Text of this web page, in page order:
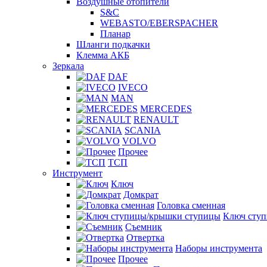
S&C
WEBASTO/EBERSPACHER
Планар
Шланги подкачки
Клемма АКБ
Зеркала
DAF
IVECO
MAN
MERCEDES
RENAULT
SCANIA
VOLVO
Прочее
ТСП
Инструмент
Ключ
Домкрат
Головка сменная
Ключ
Съемник
Отвертка
Наборы инструмента
Прочее